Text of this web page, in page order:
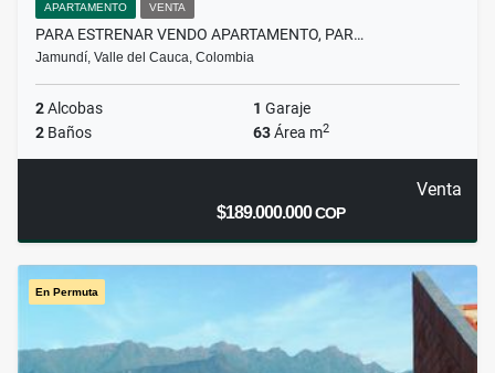
APARTAMENTO VENTA
PARA ESTRENAR VENDO APARTAMENTO, PAR…
Jamundí, Valle del Cauca, Colombia
2Alcobas 1 Garaje
2 Baños 63Área m2
Venta
$189.000.000COP
En Permuta